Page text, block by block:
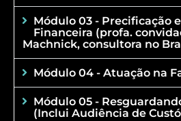
Módulo 03 - Precificação
Financeira (profa.
Machnick, consultora no
Módulo 04 - Atuação na
Módulo 05 -
(Inclui Audiência de